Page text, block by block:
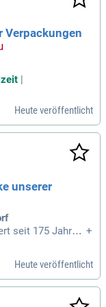
Erfahrung in leb
zur Arbeit im
und bringe dein
in Unterneh
Verpackungen
Heute veröffentlicht
unserer
seit 175 Jahren
Unser ha
ist. Wir bieten u
einem dynamis
Service sor
+
Heute veröffentlicht